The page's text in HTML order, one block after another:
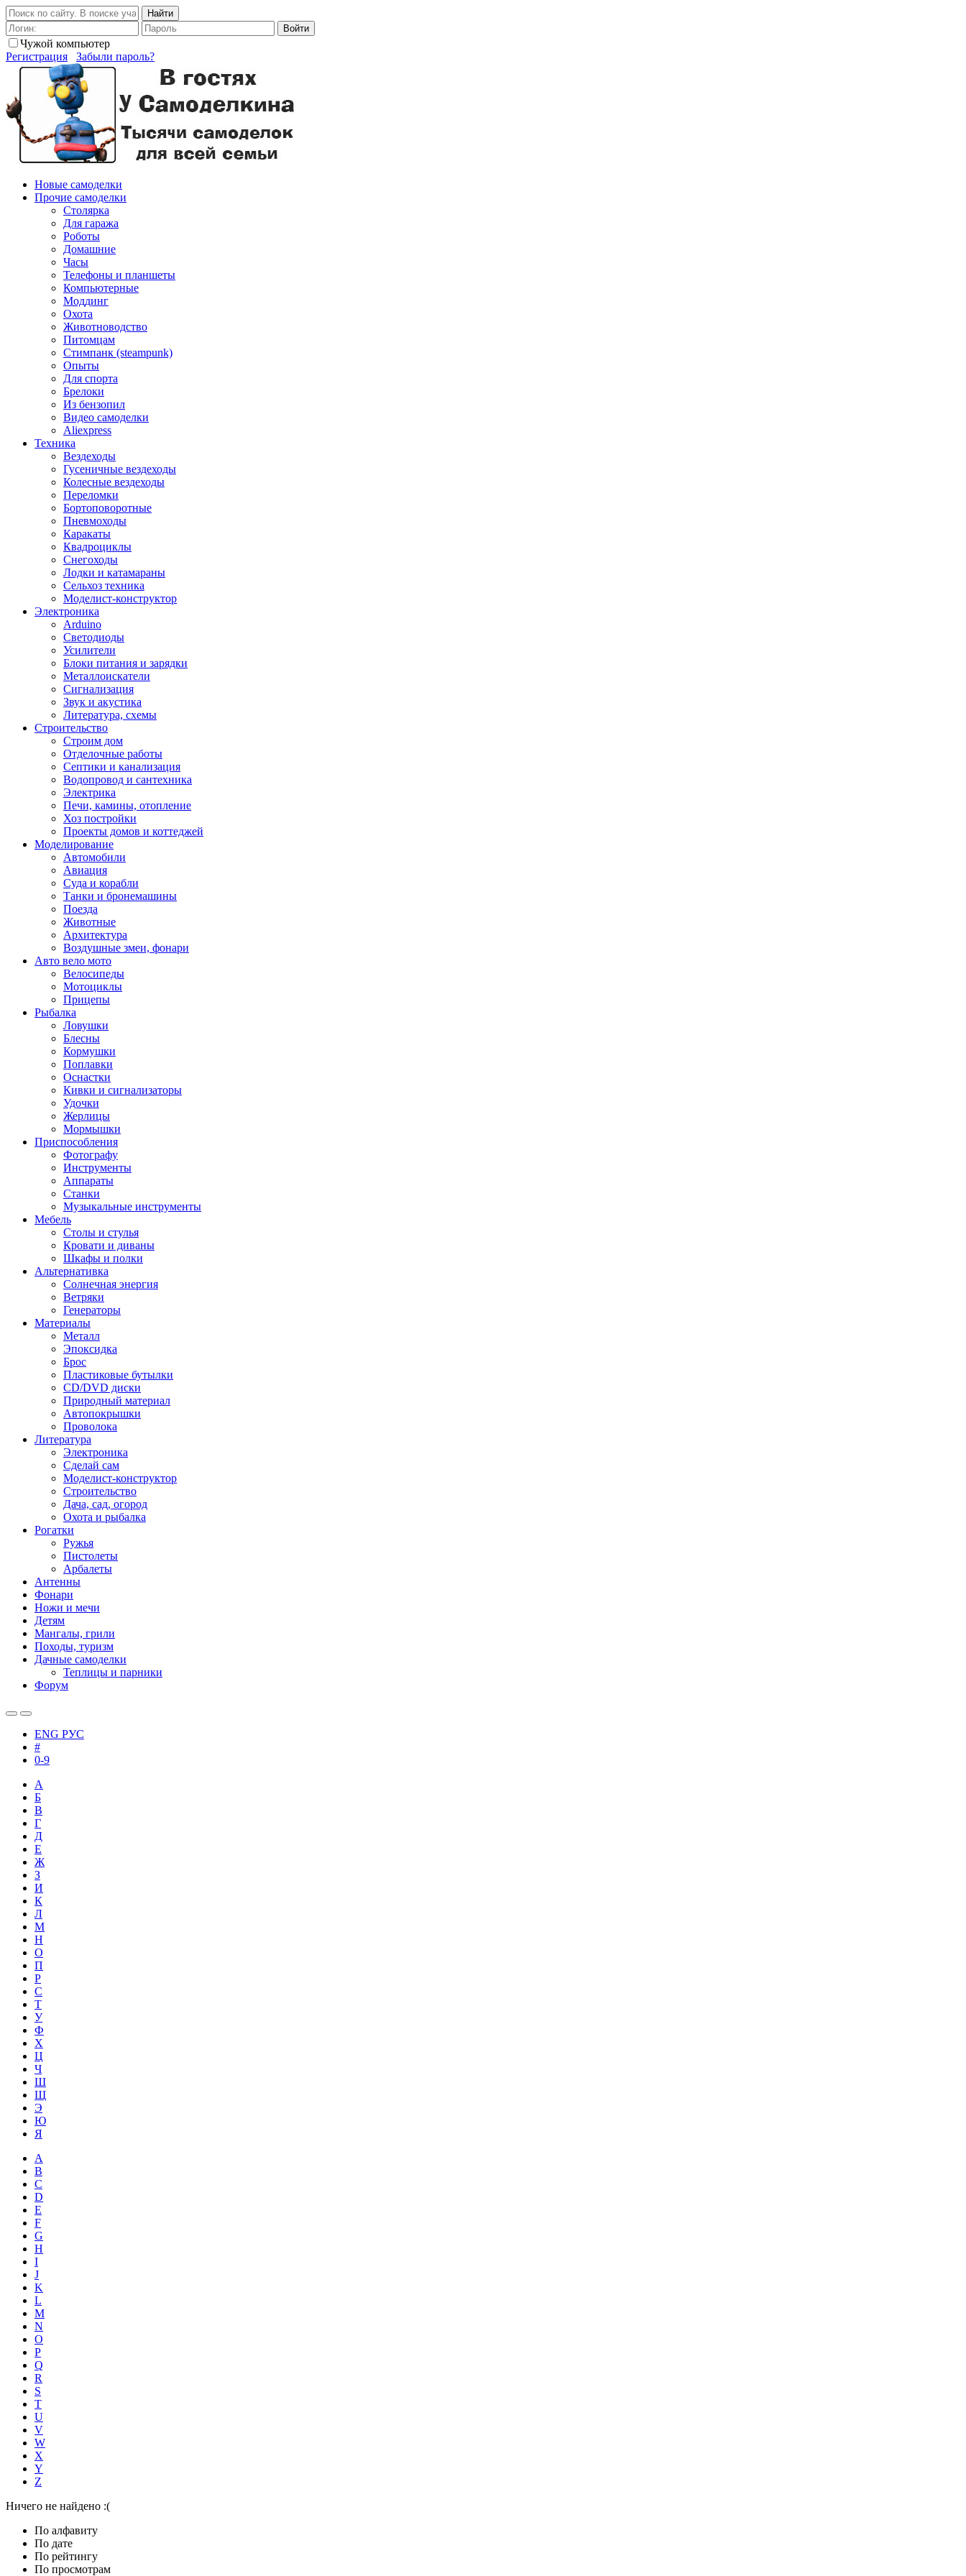
Найти
Войти
Чужой компьютер
Регистрация
Забыли пароль?
Новые самоделки
Прочие самоделки
Столярка
Для гаража
Роботы
Домашние
Часы
Телефоны и планшеты
Компьютерные
Моддинг
Охота
Животноводство
Питомцам
Стимпанк (steampunk)
Опыты
Для спорта
Брелоки
Из бензопил
Видео самоделки
Aliexpress
Техника
Вездеходы
Гусеничные вездеходы
Колесные вездеходы
Переломки
Бортоповоротные
Пневмоходы
Каракаты
Квадроциклы
Снегоходы
Лодки и катамараны
Сельхоз техника
Моделист-конструктор
Электроника
Arduino
Светодиоды
Усилители
Блоки питания и зарядки
Металлоискатели
Сигнализация
Звук и акустика
Литература, схемы
Строительство
Строим дом
Отделочные работы
Септики и канализация
Водопровод и сантехника
Электрика
Печи, камины, отопление
Хоз постройки
Проекты домов и коттеджей
Моделирование
Автомобили
Авиация
Суда и корабли
Танки и бронемашины
Поезда
Животные
Архитектура
Воздушные змеи, фонари
Авто вело мото
Велосипеды
Мотоциклы
Прицепы
Рыбалка
Ловушки
Блесны
Кормушки
Поплавки
Оснастки
Кивки и сигнализаторы
Удочки
Жерлицы
Мормышки
Приспособления
Фотографу
Инструменты
Аппараты
Станки
Музыкальные инструменты
Мебель
Столы и стулья
Кровати и диваны
Шкафы и полки
Альтернативка
Солнечная энергия
Ветряки
Генераторы
Материалы
Металл
Эпоксидка
Брос
Пластиковые бутылки
CD/DVD диски
Природный материал
Автопокрышки
Проволока
Литература
Электроника
Сделай сам
Моделист-конструктор
Строительство
Дача, сад, огород
Охота и рыбалка
Рогатки
Ружья
Пистолеты
Арбалеты
Антенны
Фонари
Ножи и мечи
Детям
Мангалы, грили
Походы, туризм
Дачные самоделки
Теплицы и парники
Форум
ENG РУС
#
0-9
А
Б
В
Г
Д
Е
Ж
З
И
К
Л
М
Н
О
П
Р
С
Т
У
Ф
Х
Ц
Ч
Ш
Щ
Э
Ю
Я
A
B
C
D
E
F
G
H
I
J
K
L
M
N
O
P
Q
R
S
T
U
V
W
X
Y
Z
Ничего не найдено :(
По алфавиту
По дате
По рейтингу
По просмотрам